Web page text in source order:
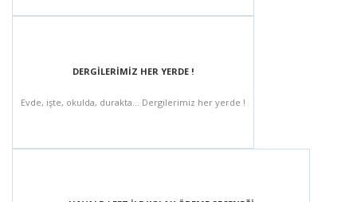
DERGİLERİMİZ HER YERDE !
Evde, işte, okulda, durakta... Dergilerimiz her yerde !